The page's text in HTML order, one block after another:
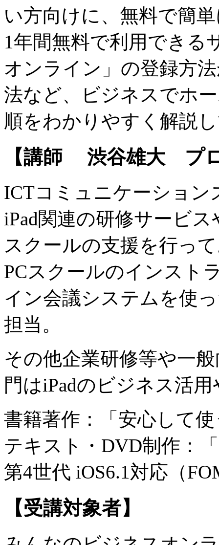
い方向けに、無料で簡
1年間無料で利用できる
オンライン」の登録方
法など、ビジネスでホ
順をわかりやすく解説
【講師 渋谷雄大 プ
ICTコミュニケーション
iPad関連の研修サービ
スクールの支援を行っ
PCスクールのインスト
イン会議システムを使
担当。
その他企業研修等や一
門はiPadのビジネス活
書籍著作：「安心して使
テキスト・DVD制作：
第4世代 iOS6.1対応（
【受講対象者】